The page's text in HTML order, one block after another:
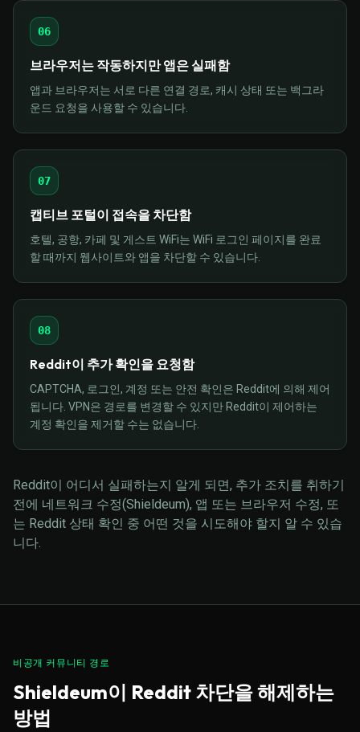
06
브라우저는 작동하지만 앱은 실패함
앱과 브라우저는 서로 다른 연결 경로, 캐시 상태 또는 백그라
운드 요청을 사용할 수 있습니다.
07
캡티브 포털이 접속을 차단함
호텔, 공항, 카페 및 게스트 WiFi는 WiFi 로그인 페이지를 완료
할 때까지 웹사이트와 앱을 차단할 수 있습니다.
08
Reddit이 추가 확인을 요청함
CAPTCHA, 로그인, 계정 또는 안전 확인은 Reddit에 의해 제어
됩니다. VPN은 경로를 변경할 수 있지만 Reddit이 제어하는
계정 확인을 제거할 수는 없습니다.
Reddit이 어디서 실패하는지 알게 되면, 추가 조치를 취하기
전에 네트워크 수정(Shieldeum), 앱 또는 브라우저 수정, 또
는 Reddit 상태 확인 중 어떤 것을 시도해야 할지 알 수 있습
니다.
비공개 커뮤니티 경로
Shieldeum이 Reddit 차단을 해제하는
방법